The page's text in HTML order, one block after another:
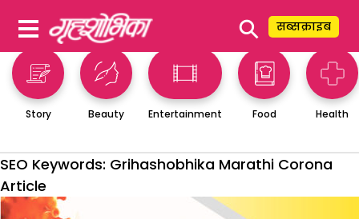
⚲ सब्सक्राइब
Story Beauty Entertainment Food Health
SEO Keywords: Grihashobhika Marathi Corona
Article